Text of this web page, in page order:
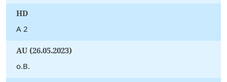
HD
A 2
AU (26.05.2023)
o.B.